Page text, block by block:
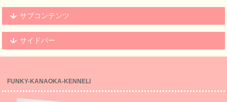
サブコンテンツ
サイドバー
FUNKY-KANAOKA-KENNELl